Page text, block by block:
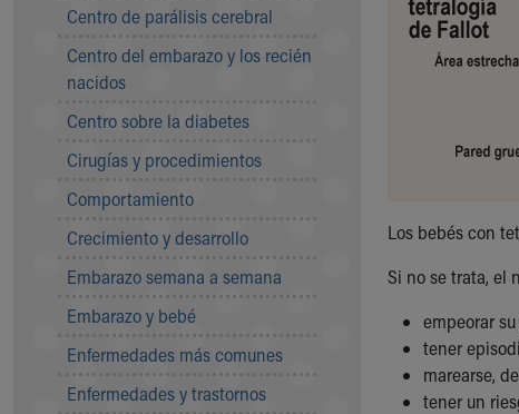
Safe Sleep
Who We Are
Building a Brighter Future
Our Mission, Vision, Promise
Community Mission
Connect With Us
Our Culture of Caring
Our Leadership
Quality and Patient Safety
Unity and Engagement
Women's Board
Our History
Centro de parálisis cerebral
Centro del embarazo y los recién
nacidos
Centro sobre la diabetes
Cirugías y procedimientos
Comportamiento
Crecimiento y desarrollo
Embarazo semana a semana
Embarazo y bebé
Enfermedades más comunes
Enfermedades y trastornos
Los bebés con
Si no se trata, el
empeorar
tener
marearse,
tener un